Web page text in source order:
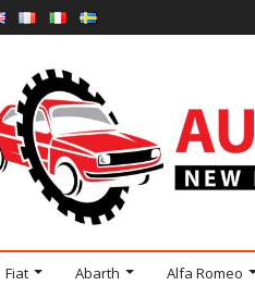
Fiat Abarth Alfa Romeo